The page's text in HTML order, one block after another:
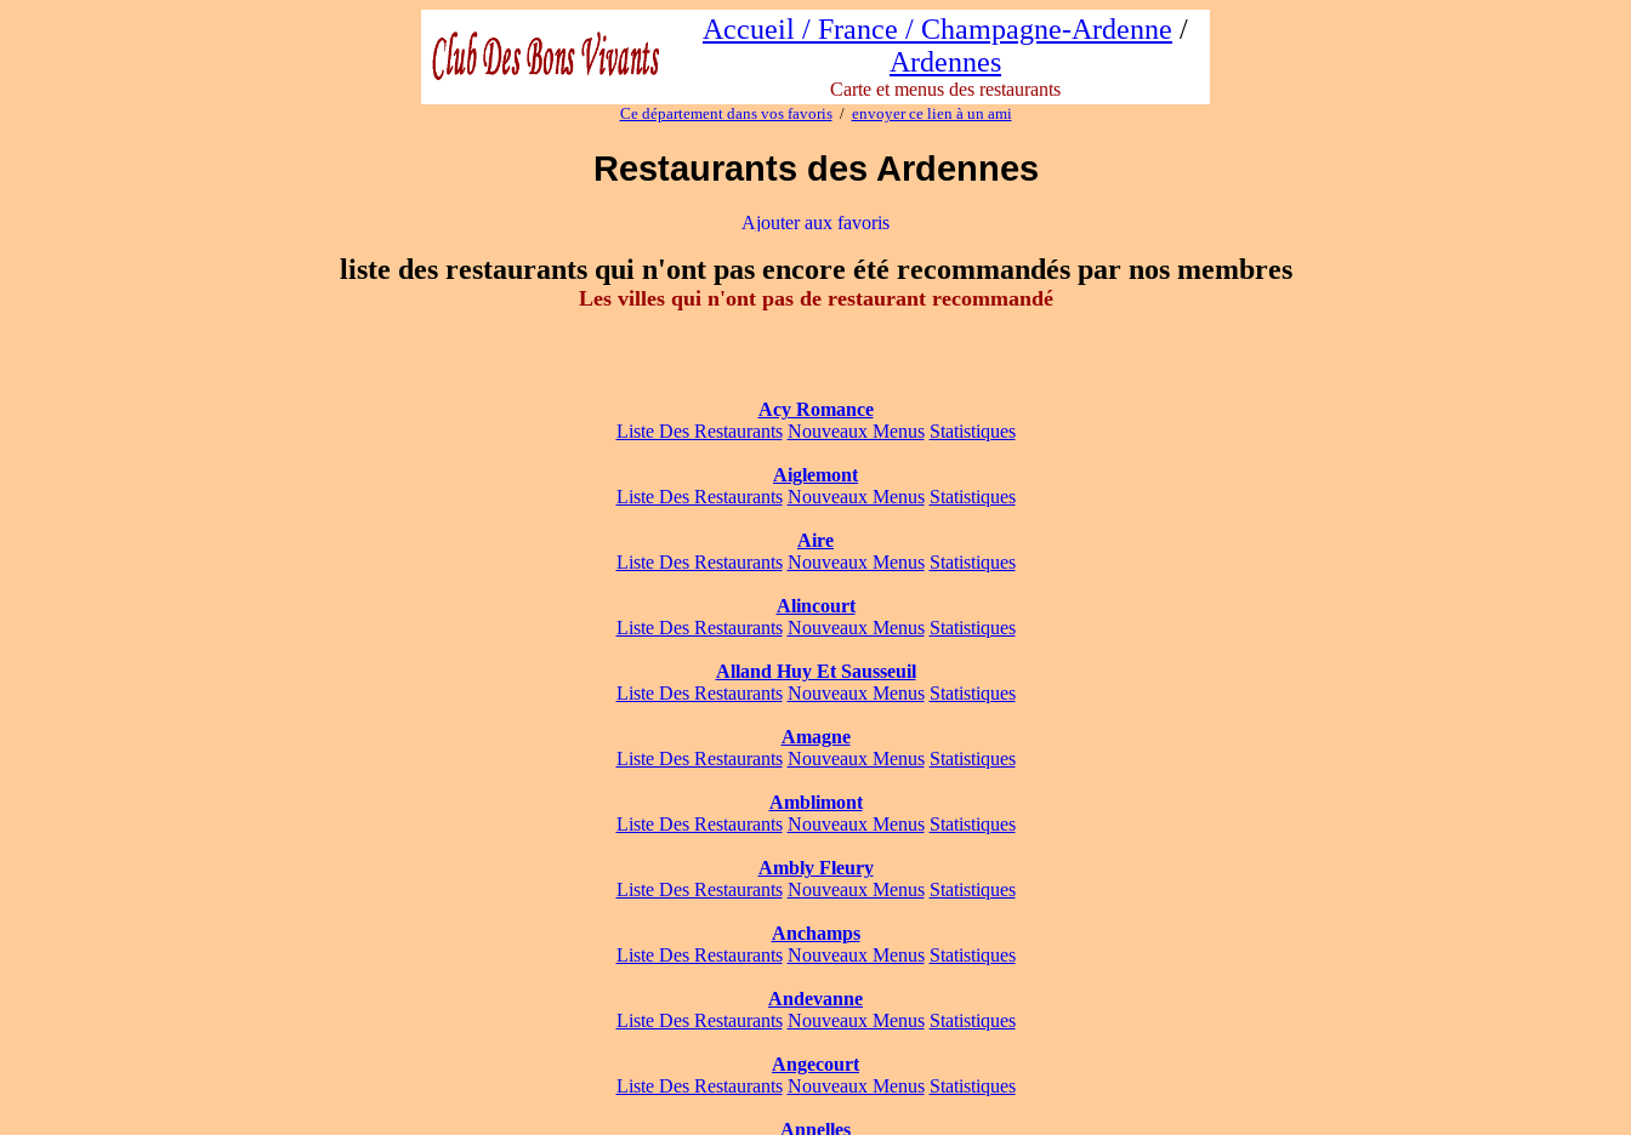
Accueil / France / Champagne-Ardenne /
Ardennes
Carte et menus des restaurants
Ce département dans vos favoris/ envoyer ce lien à un ami
Restaurants des Ardennes
liste des restaurants qui n'ont pas encore été recommandés par nos membres
Les villes qui n'ont pas de restaurant recommandé
Acy Romance
Liste Des Restaurants Nouveaux Menus Statistiques
Aiglemont
Liste Des Restaurants Nouveaux Menus Statistiques
Aire
Liste Des Restaurants Nouveaux Menus Statistiques
Alincourt
Liste Des Restaurants Nouveaux Menus Statistiques
Alland Huy Et Sausseuil
Liste Des Restaurants Nouveaux Menus Statistiques
Amagne
Liste Des Restaurants Nouveaux Menus Statistiques
Amblimont
Liste Des Restaurants Nouveaux Menus Statistiques
Ambly Fleury
Liste Des Restaurants Nouveaux Menus Statistiques
Anchamps
Liste Des Restaurants Nouveaux Menus Statistiques
Andevanne
Liste Des Restaurants Nouveaux Menus Statistiques
Angecourt
Liste Des Restaurants Nouveaux Menus Statistiques
Annelles